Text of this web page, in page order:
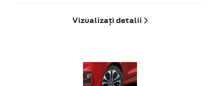
Vizualizați detalii